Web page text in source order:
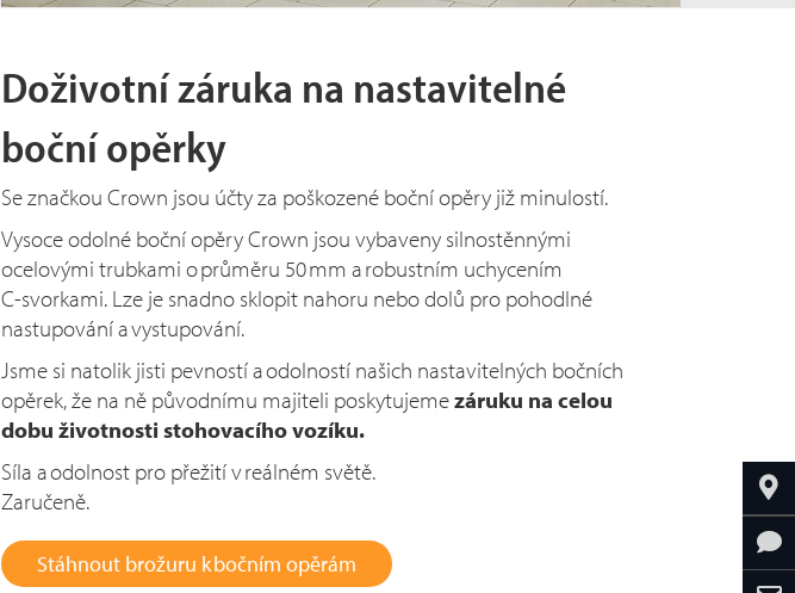
Doživotní záruka na nastavitelné
boční opěrky
Se značkou Crown jsou účty za poškozené boční opěry již minulostí.
Vysoce odolné boční opěry Crown jsou vybaveny silnostěnnými
ocelovými trubkami o průměru 50 mm a robustním uchycením
C-svorkami. Lze je snadno sklopit nahoru nebo dolů pro pohodlné
nastupování a vystupování.
Jsme si natolik jisti pevností a odolností našich nastavitelných bočních
opěrek, že na ně původnímu majiteli poskytujemezáruku na celou
dobu životnosti stohovacího vozíku.
Síla a odolnost pro přežití v reálném světě.
Zaručeně.
Stáhnout brožuru k bočním opěrám